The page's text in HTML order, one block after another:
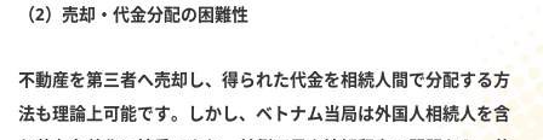
（2）売却・代金分配の困難性
不動産を第三者へ売却し、得られた代金を相続人間で分配する方
法も理論上可能です。しかし、ベトナム当局は外国人相続人を含